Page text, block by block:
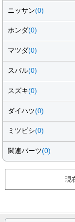
ニッサン(0)
ホンダ(0)
マツダ(0)
スバル(0)
スズキ(0)
ダイハツ(0)
ミツビシ(0)
関連パーツ(0)
現